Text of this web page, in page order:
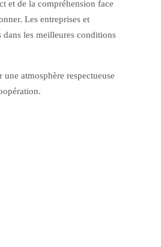
et de la compréhension face
Les entreprises et
dans les meilleures conditions
atmosphère respectueuse